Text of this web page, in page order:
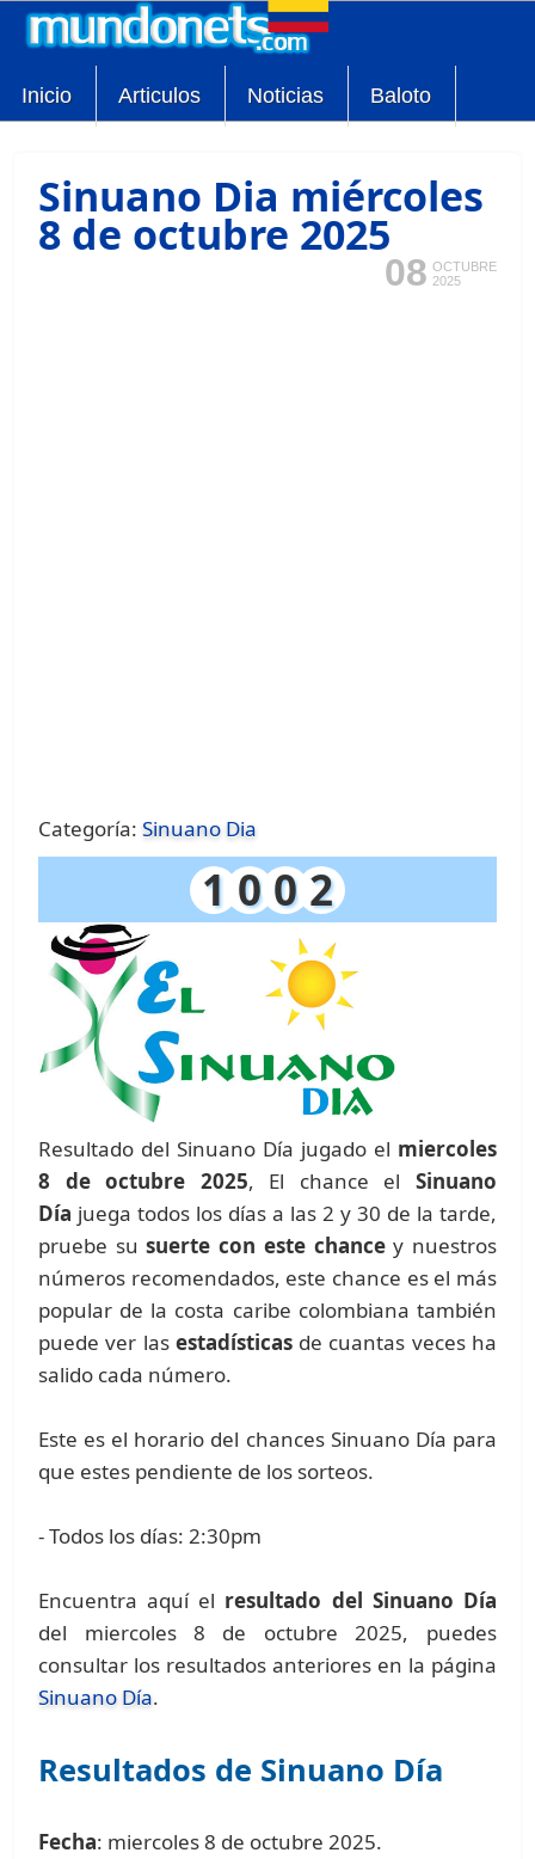
Inicio Articulos Noticias Baloto
Sinuano Dia miércoles
8 de octubre 2025
08 OCTUBRE
2025
Categoría:Sinuano Dia
1 0 0 2
Resultado del Sinuano Día jugado el miercoles
8 de octubre 2025, El chance el Sinuano
Día juega todos los días a las 2 y 30 de la tarde,
pruebe susuerte con este chancey nuestros
números recomendados, este chance es el más
popular de la costa caribe colombiana también
puede ver las estadísticas de cuantas veces ha
salido cada número.
Este es el horario del chances Sinuano Día para
que estes pendiente de los sorteos.
- Todos los días: 2:30pm
Encuentra aquí el resultado del Sinuano Día
del miercoles 8 de octubre 2025, puedes
consultar los resultados anteriores en la página
Sinuano Día.
Resultados de Sinuano Día
Fecha: miercoles 8 de octubre 2025.